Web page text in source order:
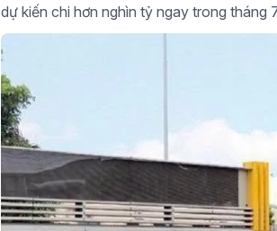
dự kiến chi hơn nghìn tỷ ngay trong tháng